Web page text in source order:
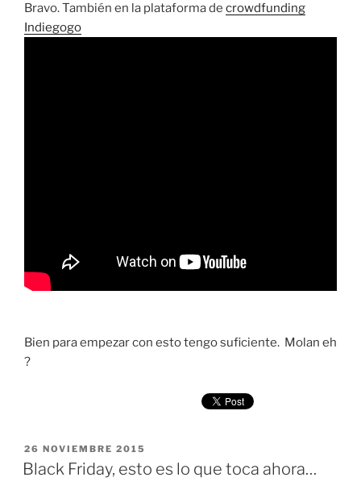
Bravo. También en la plataforma de crowdfunding
Indiegogo
Bien para empezar con esto tengo suficiente. Molan eh
?
PUBLICADO
EL
26 NOVIEMBRE 2015
Black Friday, esto es lo que toca ahora…